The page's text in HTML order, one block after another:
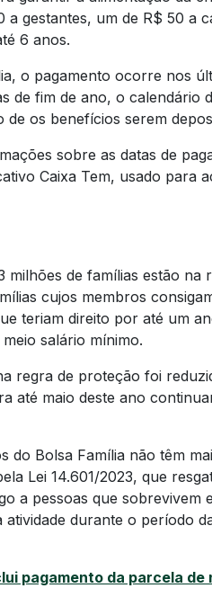
gestantes, um de R$ 50 a
6 anos.
o pagamento ocorre nos
de fim de ano, o calendário
os benefícios serem
sobre as datas de
Caixa Tem, usado para
de famílias estão na
cujos membros
teriam direito por até um
salário mínimo.
regra de proteção foi
até maio deste ano
do Bolsa Família não têm
Lei 14.601/2023, que
a pessoas que sobrevivem
durante o período
pagamento da parcela de